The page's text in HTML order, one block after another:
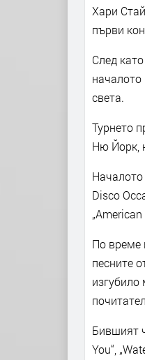
Хари
първи
След
света.
Турнето
Ню Йорк,
Началото
Disco
„American
По време
песните
изгубило
Бившият
You“,